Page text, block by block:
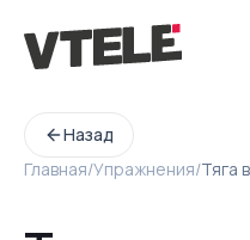
Назад
Главная/Упражнения/Тяга